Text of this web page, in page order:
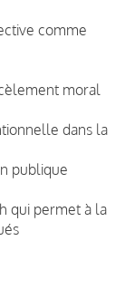
comme
moral
dans la
publique
qui permet à la